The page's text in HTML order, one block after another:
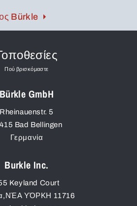
Bürkle
Πού βρισκόμαστε
Bürkle GmbH
Rheinauenstr. 5
Bad Bellingen
Γερμανία
Burkle Inc.
Keyland Court
, ΝΈΑ ΥΌΡΚΗ 11716